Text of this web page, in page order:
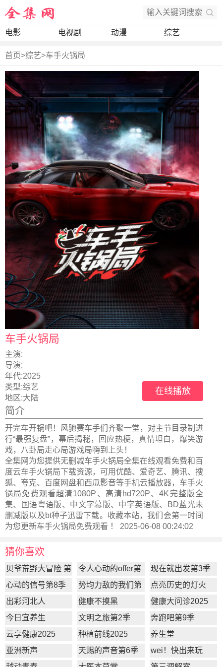
电影 电视剧 动漫 综艺
首页>综艺>车手火锅局
车手火锅局
主演:
导演:
年代:2025
类型:综艺
地区:大陆
在线播放
简介
开完车开锅吧！风驰赛车手们齐聚一堂，对主节目录制进
行“最强复盘”，幕后揭秘，回应热梗，真情坦白，爆笑游
戏，八卦局走心局游戏局嗨到上头！
全集网为您提供无删减车手火锅局全集在线观看免费和百
度云车手火锅局下载资源，可用优酷、爱奇艺、腾讯、搜
狐、夸克、百度网盘和西瓜影音等手机云播放器，车手火
锅局免费观看超清1080P、高清hd720P、4K完整版全
集、国语粤语版、中文字幕版、中字英语版、BD蓝光未
删减版以及bt种子迅雷下载。收藏本站，我们会第一时间
为您更新车手火锅局免费观看 ！ 2025-06-08 00:24:02
猜你喜欢
贝爷荒野大冒险 第
一季
令人心动的offer第
7季
现在就出发第3季
心动的信号第8季
势均力敌的我们第
2季
点亮历史的灯火
出彩河北人
健康不摸黑
健康大问诊2025
今日宜养生
文明之旅第2季
奔跑吧第9季
云享健康2025
种植前线2025
养生堂
亚洲新声
天赐的声音第6季
wei！快出来玩